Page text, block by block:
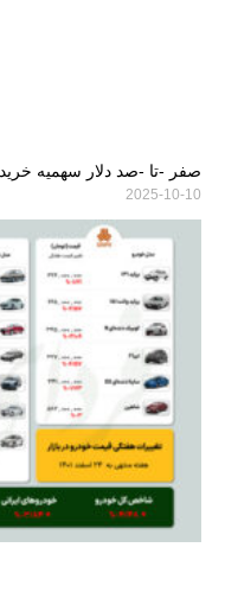
صفر -تا -صد دلار سهمیه خرید
2025-10-10